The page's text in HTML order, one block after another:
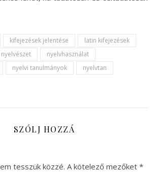
kifejezések jelentése
latin kifejezések
nyelvészet
nyelvhasználat
nyelvi tanulmányok
nyelvtan
SZÓLJ HOZZÁ
tesszük közzé. A kötelező mezőket *